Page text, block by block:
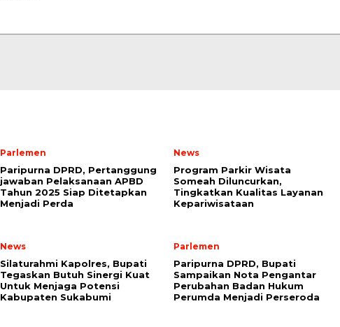
Parlemen
Paripurna DPRD, Pertanggung
jawaban Pelaksanaan APBD
Tahun 2025 Siap Ditetapkan
Menjadi Perda
News
Program Parkir Wisata
Someah Diluncurkan,
Tingkatkan Kualitas Layanan
Kepariwisataan
News
Silaturahmi Kapolres, Bupati
Tegaskan Butuh Sinergi Kuat
Untuk Menjaga Potensi
Kabupaten Sukabumi
Parlemen
Paripurna DPRD, Bupati
Sampaikan Nota Pengantar
Perubahan Badan Hukum
Perumda Menjadi Perseroda